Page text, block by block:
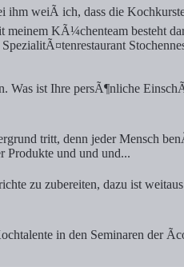
weiÃ ich, dass die
KÃ¼chenteam besteht
ist Ihre persÃ¶nliche
tritt, denn jeder Mensch
Produkte und und und...
zu zubereiten, dazu ist
in den Seminaren der